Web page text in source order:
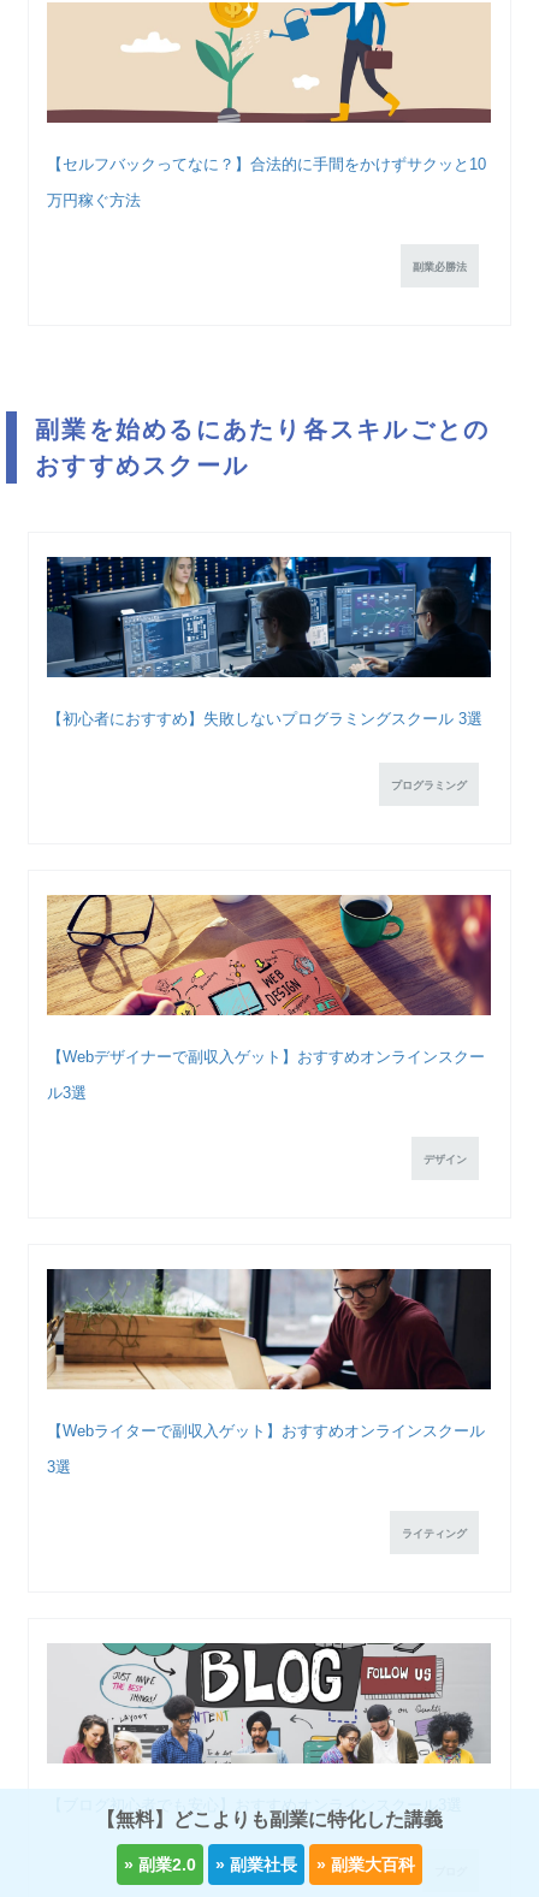
【セルフバックってなに？】合法的に手間をかけずサクッと10
万円稼ぐ方法
副業必勝法
副業を始めるにあたり各スキルごとの
おすすめスクール
【初心者におすすめ】失敗しないプログラミングスクール 3選
プログラミング
【Webデザイナーで副収入ゲット】おすすめオンラインスクー
ル3選
デザイン
【Webライターで副収入ゲット】おすすめオンラインスクール
3選
ライティング
【ブログ初心者でも安心】おすすめオンラインスクール3選
【無料】どこよりも副業に特化した講義